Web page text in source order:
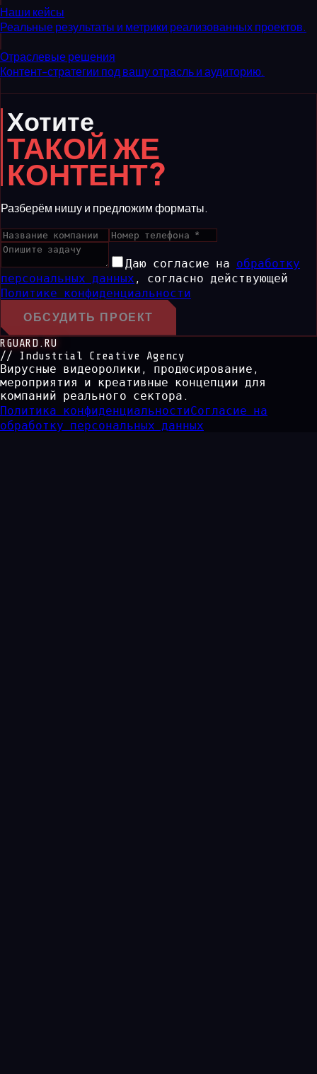
Наши кейсы
Реальные результаты и метрики реализованных проектов.
Отраслевые решения
Контент-стратегии под вашу отрасль и аудиторию.
Хотите
ТАКОЙ ЖЕ
КОНТЕНТ?
Разберём нишу и предложим форматы.
Даю согласие на
обработку
персональных данных ,
согласно действующей
Политике конфиденциальности
ОБСУДИТЬ ПРОЕКТ
RGUARD.RU
// Industrial Creative Agency
Вирусные видеоролики, продюсирование,
мероприятия и креативные концепции для
компаний реального сектора.
Политика конфиденциальностиСогласие на
обработку персональных данных